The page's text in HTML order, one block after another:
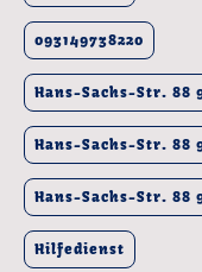
093149738220
Hans-Sachs-Str. 88
Hans-Sachs-Str. 88
Hans-Sachs-Str. 88
Hilfedienst